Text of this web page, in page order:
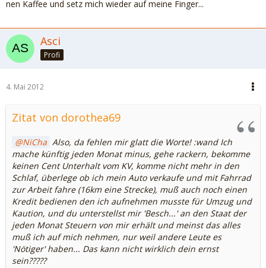
nen Kaffee und setz mich wieder auf meine Finger...
Asci
Profi
4. Mai 2012
Zitat von dorothea69
NiCha Also, da fehlen mir glatt die Worte! :wand Ich
mache künftig jeden Monat minus, gehe rackern, bekomme
keinen Cent Unterhalt vom KV, komme nicht mehr in den
Schlaf, überlege ob ich mein Auto verkaufe und mit Fahrrad
zur Arbeit fahre (16km eine Strecke), muß auch noch einen
Kredit bedienen den ich aufnehmen musste für Umzug und
Kaution, und du unterstellst mir 'Besch...' an den Staat der
jeden Monat Steuern von mir erhält und meinst das alles
muß ich auf mich nehmen, nur weil andere Leute es
'Nötiger' haben... Das kann nicht wirklich dein ernst
sein?????